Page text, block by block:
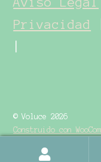
Privacidad
© Voluce 2026
Construido con